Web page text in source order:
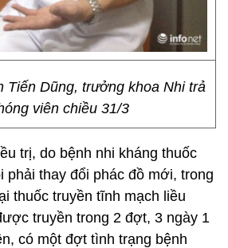
Tiến Dũng, trưởng khoa Nhi trả
viên chiều 31/3
trị, do bệnh nhi kháng thuốc
phải thay đổi phác đồ mới, trong
thuốc truyền tĩnh mạch liều
truyền trong 2 đợt, 3 ngày 1
có một đợt tình trạng bệnh